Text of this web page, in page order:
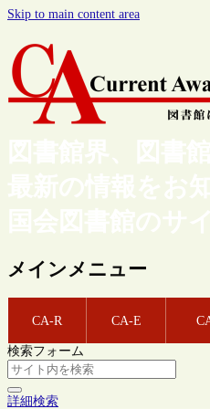
Skip to main content area
図書館界、図書
最新の情報をお
国会図書館のサ
メインメニュー
CA-R CA-E
検索フォーム
詳細検索